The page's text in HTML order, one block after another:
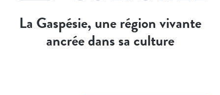
La Gaspésie, une région vivante
ancrée dans sa culture